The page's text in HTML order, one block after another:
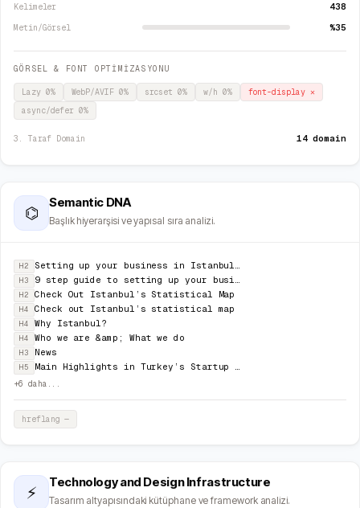
Kelimeler 438
Metin/Görsel %35
GÖRSEL & FONT OPTİMİZASYONU
Lazy 0% WebP/AVIF 0% srcset0% w/h 0% font-display ✕
async/defer0%
3. Taraf Domain 14 domain
⌬
Semantic DNA
Başlık hiyerarşisi ve yapısal sıra analizi.
H2 Setting up your business in Istanbul Find essential information on how to set up in Ista
H3 9 step guide to setting up your business in İstanbul
H2 Check Out Istanbul’s Statistical Map
H4 Check out Istanbul’s statistical map
H4 Why Istanbul?
H4 Who we are &amp; What we do
H3 News
H5 Main Highlights in Turkey’s Startup Ecosystem in 2020
+6 daha...
hreflang—
⚡
Technology and Design Infrastructure
Tasarım altyapısındaki kütüphane ve framework analizi.